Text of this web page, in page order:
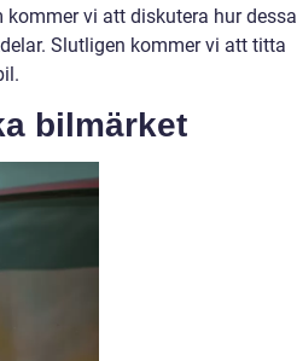
vi att diskutera hur dessa
Slutligen kommer vi att titta
bilmärket